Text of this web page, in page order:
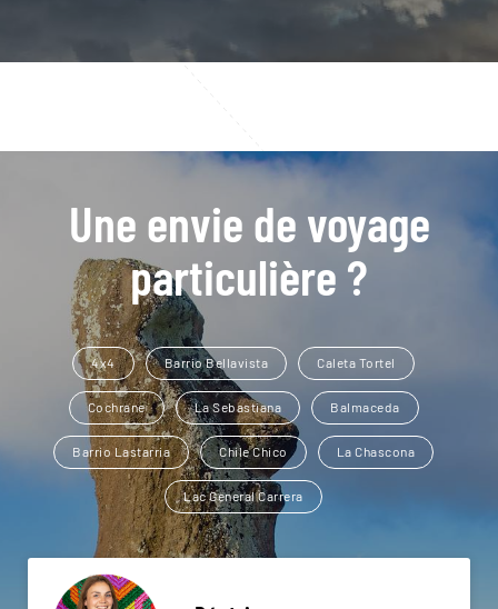
Une envie de voyage
particulière ?
4x4 Barrio Bellavista Caleta Tortel
Cochrane La Sebastiana Balmaceda
Barrio Lastarria Chile Chico La Chascona
Lac General Carrera